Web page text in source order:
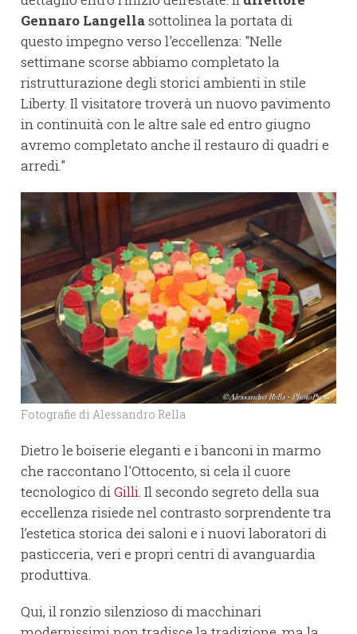
Gennaro Langellasottolinea la portata di
questo impegno verso l'eccellenza: "Nelle
settimane scorse abbiamo completato la
ristrutturazione degli storici ambienti in stile
Liberty. Il visitatore troverà un nuovo pavimento
in continuità con le altre sale ed entro giugno
avremo completato anche il restauro di quadri e
arredi."
Fotografie di Alessandro Rella
Dietro le boiserie eleganti e i banconi in marmo
che raccontano l'Ottocento, si cela il cuore
tecnologico di Gilli . Il secondo segreto della sua
eccellenza risiede nel contrasto sorprendente tra
l’estetica storica dei saloni e i nuovi laboratori di
pasticceria, veri e propri centri di avanguardia
produttiva.
Qui, il ronzio silenzioso di macchinari